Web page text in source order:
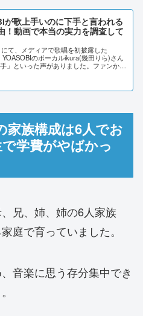
が歌上手いのに下手と言われる
！動画で本当の実力を調査して
て、メディアで歌唱を初披露した
YOASOBIのボーカルikura(幾田りら)さん
」といった声がありました。ファンから
家族構成は6人でお
学費がやばかっ
兄、姉、姉の6人家族
庭で育っていました。
音楽に思う存分集中でき